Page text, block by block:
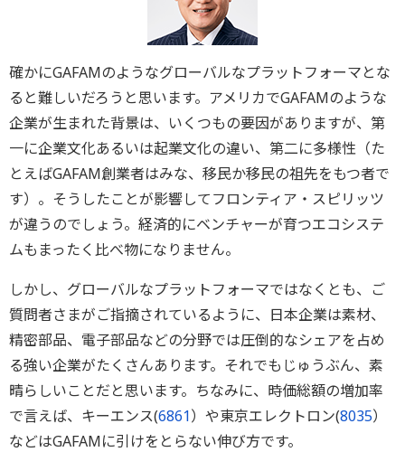
確かにGAFAMのようなグローバルなプラットフォーマとな
ると難しいだろうと思います。アメリカでGAFAMのような
企業が生まれた背景は、いくつもの要因がありますが、第
一に企業文化あるいは起業文化の違い、第二に多様性（た
とえばGAFAM創業者はみな、移民か移民の祖先をもつ者で
す）。そうしたことが影響してフロンティア・スピリッツ
が違うのでしょう。経済的にベンチャーが育つエコシステ
ムもまったく比べ物になりません。
しかし、グローバルなプラットフォーマではなくとも、ご
質問者さまがご指摘されているように、日本企業は素材、
精密部品、電子部品などの分野では圧倒的なシェアを占め
る強い企業がたくさんあります。それでもじゅうぶん、素
晴らしいことだと思います。ちなみに、時価総額の増加率
で言えば、キーエンス(6861）や東京エレクトロン(8035）
などはGAFAMに引けをとらない伸び方です。